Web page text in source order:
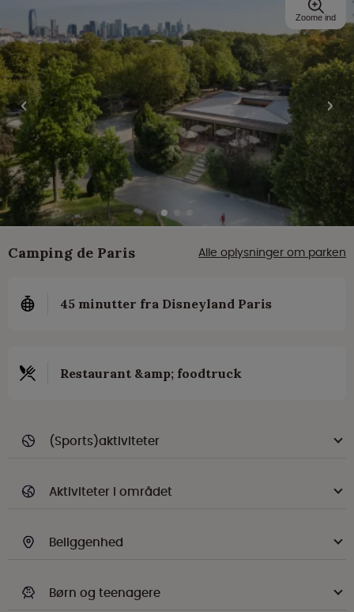
Zoome ind
Camping de Paris Alle oplysninger om parken
45 minutter fra Disneyland Paris
Restaurant &amp; foodtruck
(Sports)aktiviteter
Aktiviteter i området
Beliggenhed
Børn og teenagere